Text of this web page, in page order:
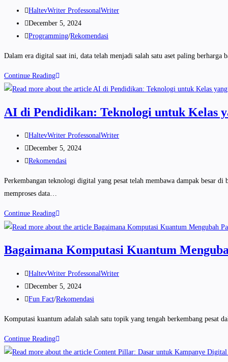
HaltevWriter ProfessonalWriter
December 5, 2024
Programming/Rekomendasi
Dalam era digital saat ini, data telah menjadi salah satu aset paling
Continue Reading
AI di Pendidikan: Teknologi untuk Kelas
HaltevWriter ProfessonalWriter
December 5, 2024
Rekomendasi
Perkembangan teknologi digital yang pesat telah membawa dampak besar
memproses data…
Continue Reading
Bagaimana Komputasi Kuantum
HaltevWriter ProfessonalWriter
December 5, 2024
Fun Fact/Rekomendasi
Komputasi kuantum adalah salah satu topik yang tengah berkembang
Continue Reading